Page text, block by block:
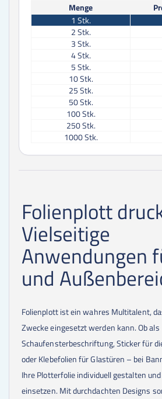
Menge
1 Stk.
2Stk.
3Stk.
4Stk.
5Stk.
10Stk.
25Stk.
50Stk.
100Stk.
250Stk.
1000Stk.
Folienplott
Vielseitige
Anwendungen
und
Folienplott ist ein wahres Multitalent,
Zwecke eingesetzt werden kann. Ob als
Schaufensterbeschriftung, Sticker für
oder Klebefolien für Glastüren – bei
Ihre Plotterfolie individuell gestalten
einsetzen. Mit durchdachten Designs